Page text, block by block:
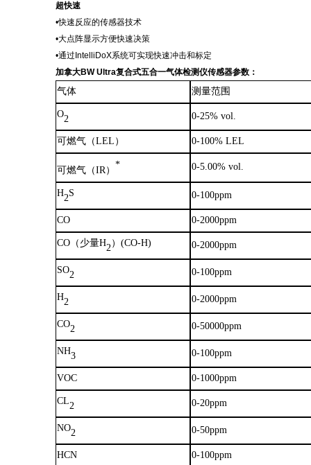
超快速
•快速反应的传感器技术
•大点阵显示方便快速决策
•通过IntelliDoX系统可实现快速冲击和标定
加拿大BW Ultra复合式五合一气体检测仪传感器参数 ：
气体 测量范围
O2 0-25% vol.
可燃气（LEL） 0-100% LEL
可燃气（IR）
* 0-5.00% vol.
H2S 0-100ppm
CO 0-2000ppm
CO（少量H2 ）(CO-H) 0-2000ppm
SO2 0-100ppm
H2 0-2000ppm
CO2 0-50000ppm
NH3 0-100ppm
VOC 0-1000ppm
CL2 0-20ppm
NO2 0-50ppm
HCN 0-100ppm